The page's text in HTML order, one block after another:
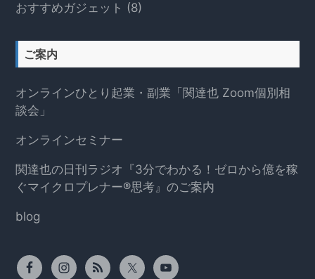
おすすめガジェット (8)
ご案内
オンラインひとり起業・副業「関達也 Zoom個別相
談会」
オンラインセミナー
関達也の日刊ラジオ『3分でわかる！ゼロから億を稼
ぐマイクロプレナー®思考』のご案内
blog